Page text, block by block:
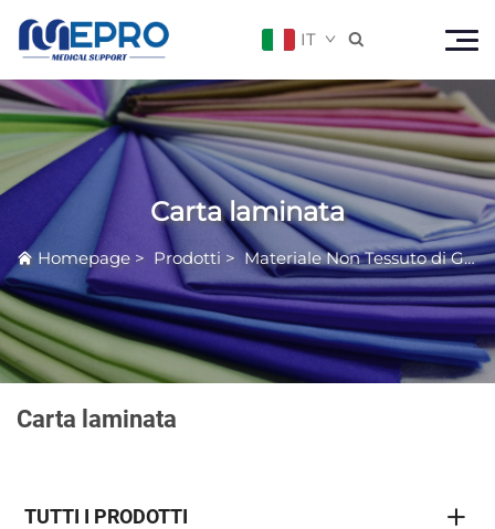
IT 
Carta laminata
Homepage > Prodotti >Materiale Non Tessuto di Grado Medico
Carta laminata
TUTTI I PRODOTTI